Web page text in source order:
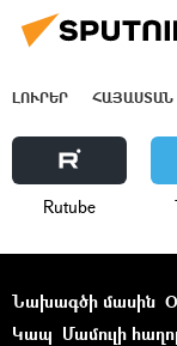
ԼՈՒՐԵՐ ՀԱՅԱՍՏԱՆ
Rutube
Նախագծի մասին
Կապ Մամուլի